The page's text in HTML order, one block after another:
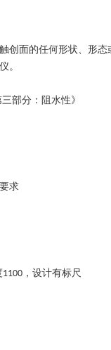
创面的任何形状、形
。
部分：阻水性》
求
1100 ，设计有标尺